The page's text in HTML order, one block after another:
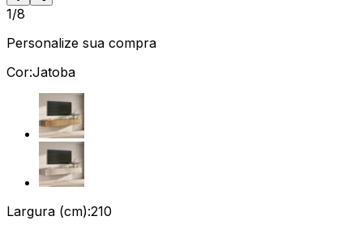
1/8
Personalize sua compra
Cor:Jatoba
Largura (cm):210